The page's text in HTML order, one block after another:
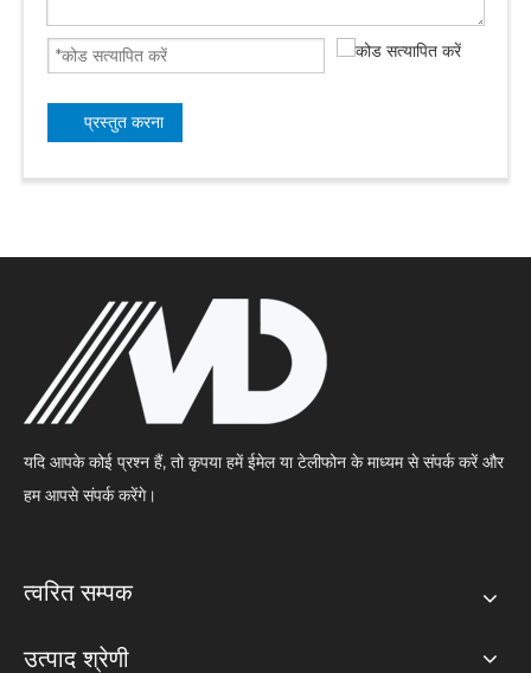
प्रस्तुत करना
यदि आपके कोई प्रश्न हैं, तो कृपया हमें ईमेल या टेलीफोन के माध्यम से संपर्क करें और
हम आपसे संपर्क करेंगे।
त्वरित सम्पक
उत्पाद श्रेणी